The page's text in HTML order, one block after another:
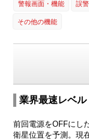
警報画面・機能 誤
その他の機能
業界最速レベ
前回電源をOFFにし
衛星位置を予測。現